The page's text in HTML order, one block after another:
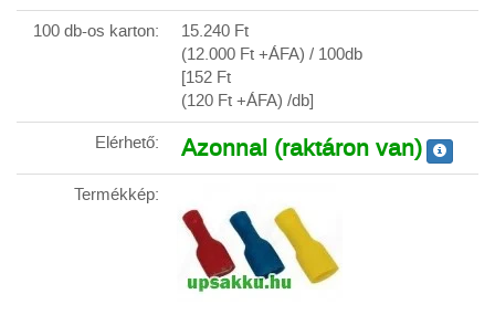
100 db-os karton:
15.240 Ft
(12.000 Ft +ÁFA) / 100db
[152 Ft
(120 Ft +ÁFA) /db]
Elérhető:
Azonnal (raktáron van)
Termékkép: